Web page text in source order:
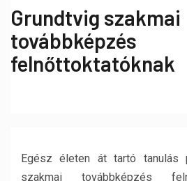
Grundtvig szakmai
továbbképzés
felnőttoktatóknak
Egész életen át tartó tanulás
szakmai továbbképzés